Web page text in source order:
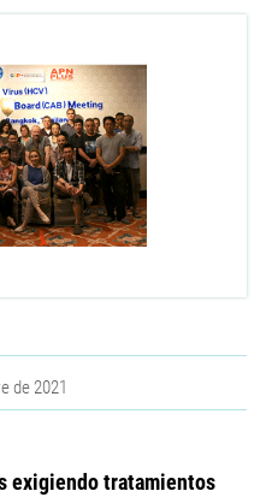
de 2021
exigiendo tratamientos